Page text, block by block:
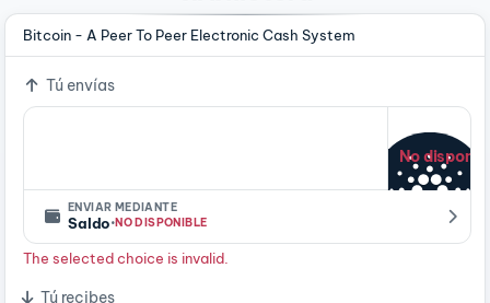
Bitcoin - A Peer To Peer Electronic Cash System
Tú envías
No
ENVIAR MEDIANTE
Saldo·NO DISPONIBLE
The selected choice is invalid.
Tú recibes